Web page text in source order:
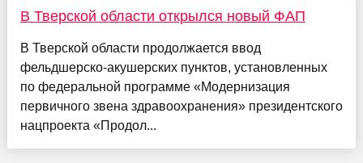
В Тверской области открылся новый ФАП
В Тверской области продолжается ввод
фельдшерско-акушерских пунктов, установленных
по федеральной программе «Модернизация
первичного звена здравоохранения» президентского
нацпроекта «Продол...